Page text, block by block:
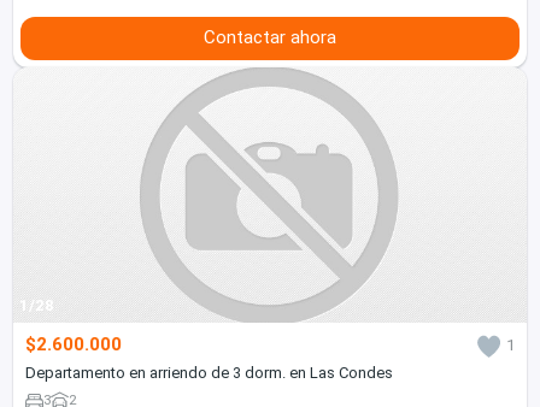
Contactar ahora
1/28
$2.600.000
1
Departamento en arriendo de 3 dorm. en Las Condes
3 2